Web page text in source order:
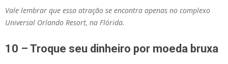
Vale lembrar que essa atração se encontra apenas no complexo
Universal Orlando Resort, na Flórida.
10 – Troque seu dinheiro por moeda bruxa